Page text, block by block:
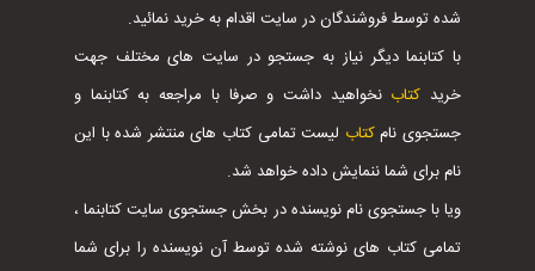
شده توسط فروشندگان در سایت اقدام به خرید نمائید.
با کتابنما دیگر نیاز به جستجو در سایت های مختلف جهت
خرید کتابنخواهید داشت و صرفا با مراجعه به کتابنما و
جستجوی نامکتاب لیست تمامی کتاب های منتشر شده با این
نام برای شما ننمایش داده خواهد شد.
ویا با جستجوی نام نویسنده در بخش جستجوی سایت کتابنما ،
تمامی کتاب های نوشته شده توسط آن نویسنده را برای شما